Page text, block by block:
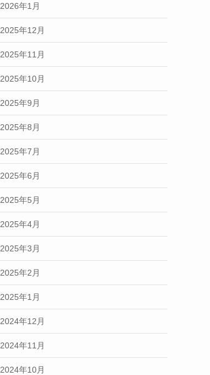
2026年1月
2025年12月
2025年11月
2025年10月
2025年9月
2025年8月
2025年7月
2025年6月
2025年5月
2025年4月
2025年3月
2025年2月
2025年1月
2024年12月
2024年11月
2024年10月